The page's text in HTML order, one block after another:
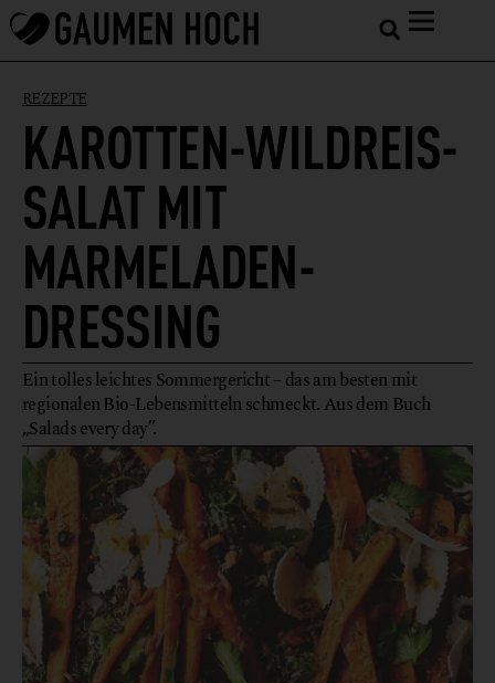
REZEPTE
KAROTTEN-WILDREIS-
SALAT MIT
MARMELADEN-
DRESSING
Ein tolles leichtes Sommergericht – das am besten mit
regionalen Bio-Lebensmitteln schmeckt. Aus dem Buch
„Salads every day”.